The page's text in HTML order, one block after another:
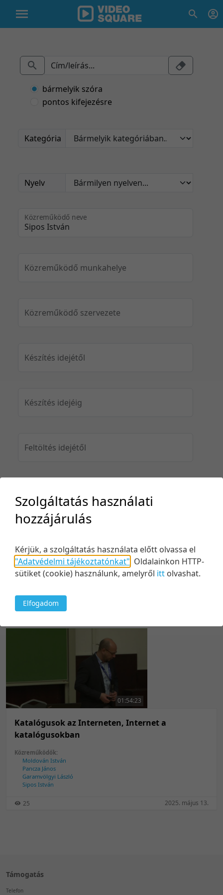
bármelyik szóra
pontos kifejezésre
Kategória
Nyelv
Közreműködő neve
Közreműködő munkahelye
Közreműködő szervezete
Készítés idejétől
Készítés idejéig
Feltöltés idejétől
Keresés
Relevancia szerint
Kezdés/felvétel dátuma szerint
Feltöltés dátuma szerint
Utolsó módosítás szerint
Utolsó módosítás szerint
1 tétel
100 tétel/oldal
5 tétel/oldal
10 tétel/oldal
20 tétel/oldal
50 tétel/oldal
100 tétel/oldal
01:54:23
Katalógusok az Interneten, Internet a
katalógusokban
Közreműködők:
Moldován István
Pancza János
Garamvölgyi László
Sipos István
25 2025. május 13.
Támogatás
Telefon
Szolgáltatás használati
hozzájárulás
Kérjük, a szolgáltatás használata előtt olvassa el
"Adatvédelmi tájékoztatónkat" Oldalainkon HTTP-
sütiket (cookie) használunk, amelyről itt olvashat.
Elfogadom